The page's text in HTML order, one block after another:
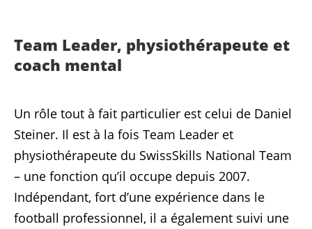
Team Leader, physiothérapeute et
coach mental
Un rôle tout à fait particulier est celui de Daniel
Steiner. Il est à la fois Team Leader et
physiothérapeute du SwissSkills National Team
– une fonction qu’il occupe depuis 2007.
Indépendant, fort d’une expérience dans le
football professionnel, il a également suivi une